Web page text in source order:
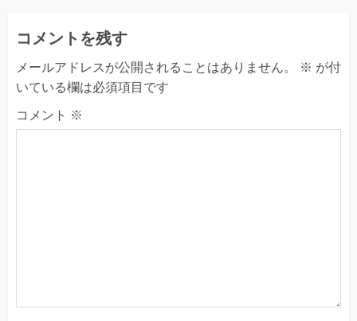
コメントを残す
メールアドレスが公開されることはありません。 ※ が付
いている欄は必須項目です
コメント ※